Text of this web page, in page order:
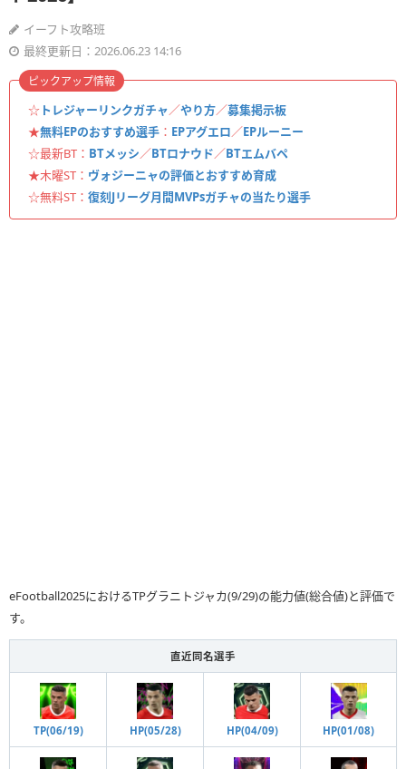
イーフト攻略班
最終更新日：2026.06.23 14:16
☆ トレジャーリンクガチャ／やり方／募集掲示板
★無料EPのおすすめ選手 ： EPアグエロ／EPルーニー
☆最新BT： BTメッシ／BTロナウド／BTエムバペ
★木曜ST： ヴォジーニャの評価とおすすめ育成
☆無料ST： 復刻Jリーグ月間MVPsガチャの当たり選手
ピックアップ情報
eFootball2025におけるTPグラニトジャカ(9/29)の能力値(総合値)と評価で
す。
直近同名選手
TP(06/19) HP(05/28) HP(04/09) HP(01/08)